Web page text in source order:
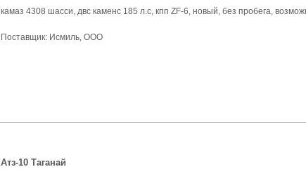
камаз 4308 шасси, двс каменс 185 л.с, кпп ZF-6, новый, без пробега,
Поставщик: Исмиль, ООО
Атз-10 Таганай